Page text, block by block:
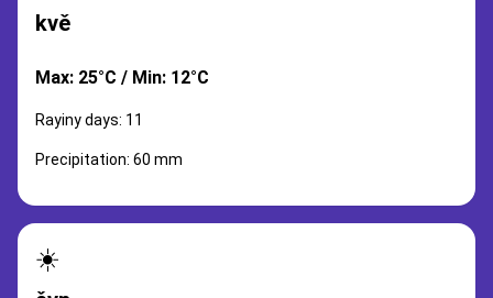
kvě
Max: 25°C / Min: 12°C
Rayiny days: 11
Precipitation: 60 mm
☀️